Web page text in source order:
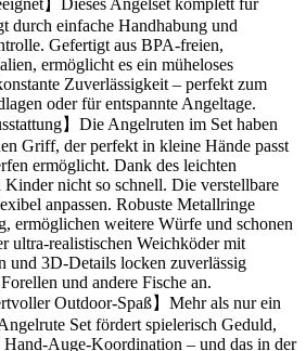
】Dieses Angelset komplett für
durch einfache Handhabung und
Gefertigt aus BPA-freien,
ermöglicht es ein müheloses
Zuverlässigkeit – perfekt zum
oder für entspannte Angeltage.
】Die Angelruten im Set haben
Griff, der perfekt in kleine Hände passt
ermöglicht. Dank des leichten
Kinder nicht so schnell. Die verstellbare
anpassen. Robuste Metallringe
ermöglichen weitere Würfe und schonen
ultra-realistischen Weichköder mit
und 3D-Details locken zuverlässig
und andere Fische an.
Outdoor-Spaß】Mehr als nur ein
Set fördert spielerisch Geduld,
Auge-Koordination – und das in der